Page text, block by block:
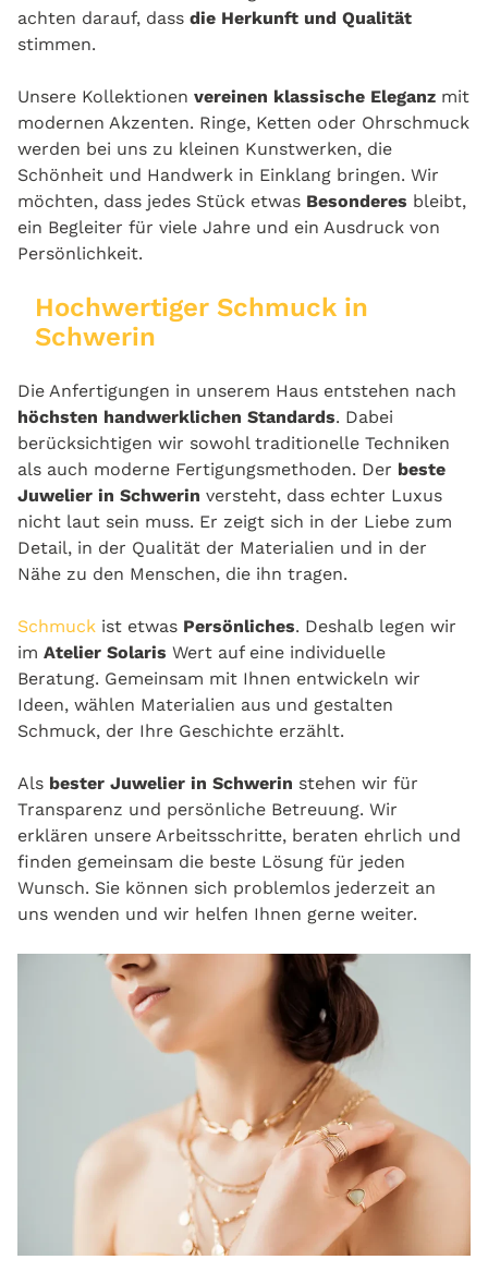
achten darauf, dass die Herkunft und Qualität
stimmen.
Unsere Kollektionen vereinen klassische Eleganz mit
modernen Akzenten. Ringe, Ketten oder Ohrschmuck
werden bei uns zu kleinen Kunstwerken, die
Schönheit und Handwerk in Einklang bringen. Wir
möchten, dass jedes Stück etwas Besonderes bleibt,
ein Begleiter für viele Jahre und ein Ausdruck von
Persönlichkeit.
Hochwertiger Schmuck in
Schwerin
Die Anfertigungen in unserem Haus entstehen nach
höchsten handwerklichen Standards. Dabei
berücksichtigen wir sowohl traditionelle Techniken
als auch moderne Fertigungsmethoden. Der beste
Juwelier in Schwerin versteht, dass echter Luxus
nicht laut sein muss. Er zeigt sich in der Liebe zum
Detail, in der Qualität der Materialien und in der
Nähe zu den Menschen, die ihn tragen.
Schmuck ist etwas Persönliches. Deshalb legen wir
im Atelier Solaris Wert auf eine individuelle
Beratung. Gemeinsam mit Ihnen entwickeln wir
Ideen, wählen Materialien aus und gestalten
Schmuck, der Ihre Geschichte erzählt.
Als bester Juwelier in Schwerin stehen wir für
Transparenz und persönliche Betreuung. Wir
erklären unsere Arbeitsschritte, beraten ehrlich und
finden gemeinsam die beste Lösung für jeden
Wunsch. Sie können sich problemlos jederzeit an
uns wenden und wir helfen Ihnen gerne weiter.